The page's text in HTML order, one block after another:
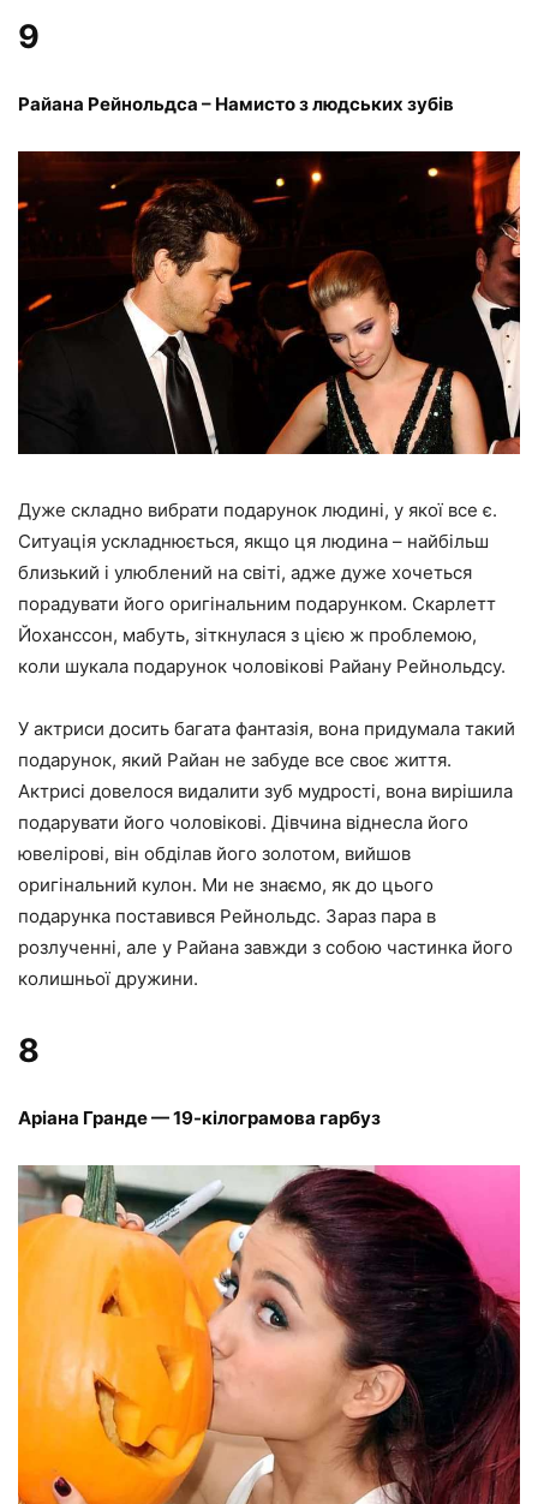
9
Райана Рейнольдса – Намисто з людських зубів
Дуже складно вибрати подарунок людині, у якої все є.
Ситуація ускладнюється, якщо ця людина – найбільш
близький і улюблений на світі, адже дуже хочеться
порадувати його оригінальним подарунком. Скарлетт
Йоханссон, мабуть, зіткнулася з цією ж проблемою,
коли шукала подарунок чоловікові Райану Рейнольдсу.
У актриси досить багата фантазія, вона придумала такий
подарунок, який Райан не забуде все своє життя.
Актрисі довелося видалити зуб мудрості, вона вирішила
подарувати його чоловікові. Дівчина віднесла його
ювелірові, він обділав його золотом, вийшов
оригінальний кулон. Ми не знаємо, як до цього
подарунка поставився Рейнольдс. Зараз пара в
розлученні, але у Райана завжди з собою частинка його
колишньої дружини.
8
Аріана Гранде — 19-кілограмова гарбуз